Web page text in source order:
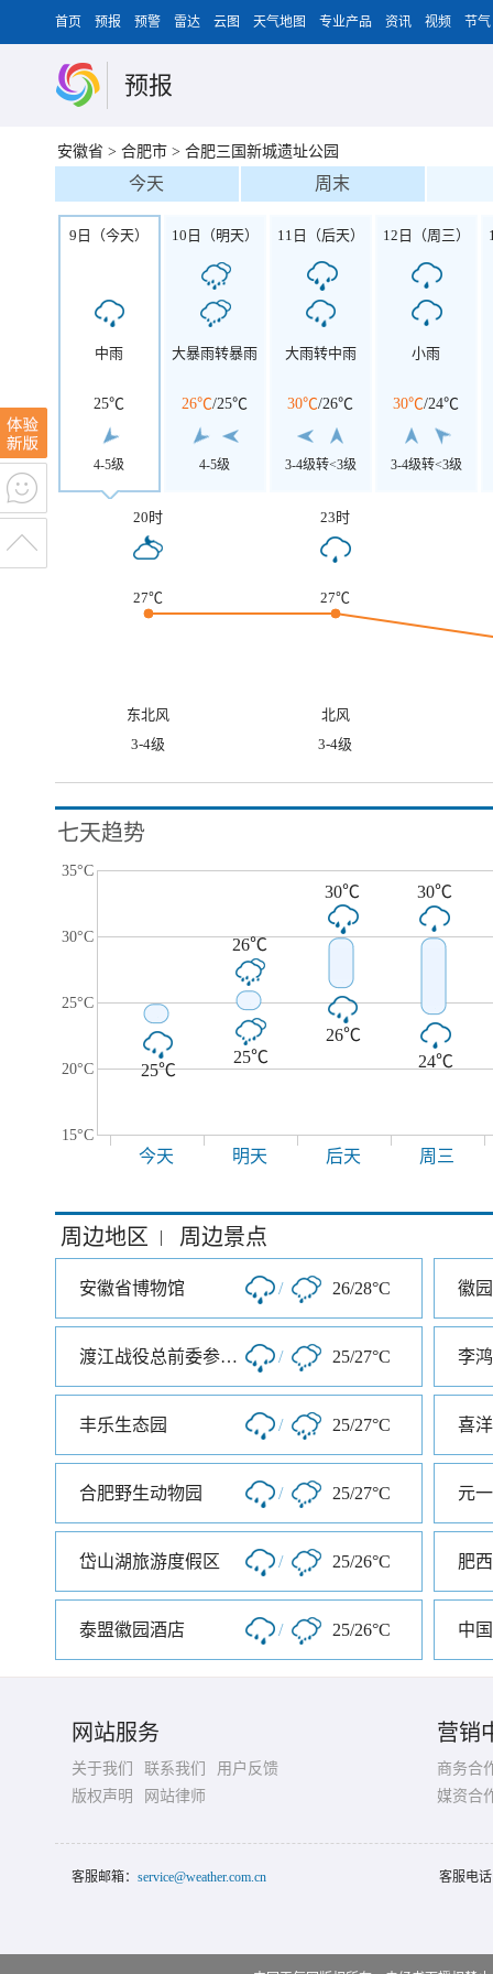
首页 预报 预警 雷达 云图 天气地图 专业产品 资讯 视频 节气
预报
安徽省 > 合肥市 > 合肥三国新城遗址公园
今天 周末
9日（今天）
中雨
25℃
4-5级
10日（明天）
大暴雨转暴雨
26℃/25℃
4-5级
11日（后天）
大雨转中雨
30℃/26℃
3-4级转<3级
12日（周三）
小雨
30℃/24℃
3-4级转<3级
20时 23时
27℃ 27℃
东北风
北风
3-4级
3-4级
七天趋势
35°C
30°C
25°C
20°C
15°C
25℃
26℃
25℃
30℃
26℃
30℃
24℃
今天 明天 后天 周三
周边地区 | 周边景点
安徽省博物馆 / 26/28°C 徽园
渡江战役总前委参谋处旧址 / 25/27°C 李
丰乐生态园 / 25/27°C 喜
合肥野生动物园 / 25/27°C
岱山湖旅游度假区 / 25/26°C 肥
泰盟徽园酒店 / 25/26°C 中
网站服务
关于我们 联系我们
用户反馈
版权声明
网站律师
营销
商务合
媒资合
客服邮箱： service@weather.com.cn 客服电